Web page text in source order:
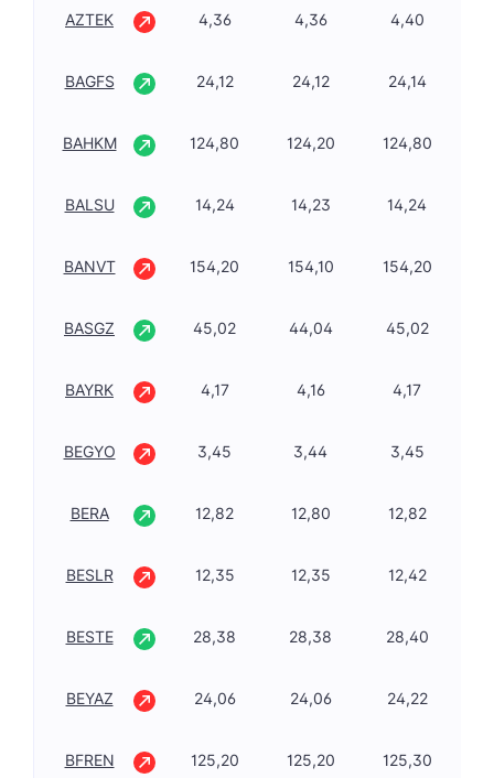
AZTEK 4,36 4,36 4,40
BAGFS 24,12 24,12 24,14
BAHKM 124,80 124,20 124,80
BALSU 14,24 14,23 14,24
BANVT 154,20 154,10 154,20
BASGZ 45,02 44,04 45,02
BAYRK 4,17 4,16 4,17
BEGYO 3,45 3,44 3,45
BERA 12,82 12,80 12,82
BESLR 12,35 12,35 12,42
BESTE 28,38 28,38 28,40
BEYAZ 24,06 24,06 24,22
BFREN 125,20 125,20 125,30